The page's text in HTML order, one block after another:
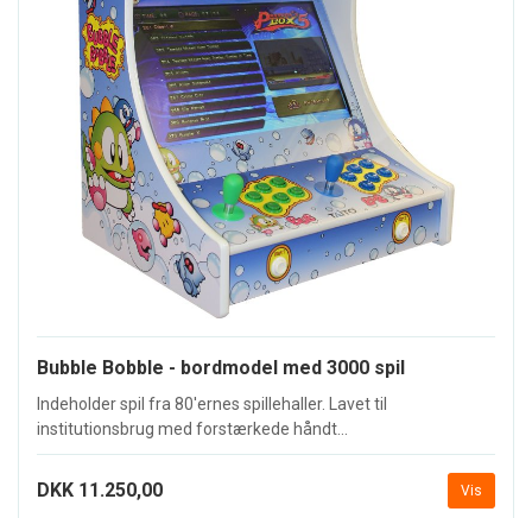
Bubble Bobble - bordmodel med 3000 spil
Indeholder spil fra 80'ernes spillehaller. Lavet til
institutionsbrug med forstærkede håndt...
DKK 11.250,00 Vis